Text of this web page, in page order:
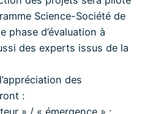
Science-Société de
phase d’évaluation à
des experts issus de la
des
: